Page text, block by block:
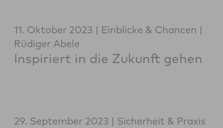
11. Oktober 2023
Einblicke & Chancen
Rüdiger Abele
Inspiriert in die Zukunft gehen
29. September 2023
Sicherheit & Praxis